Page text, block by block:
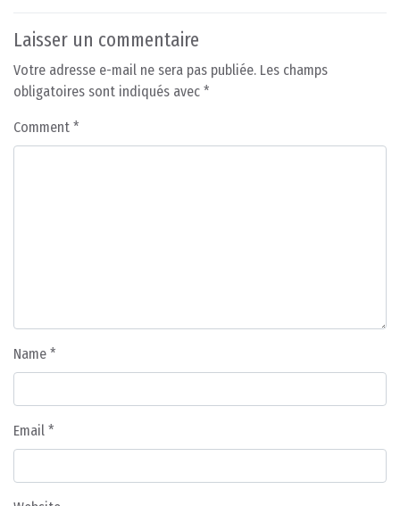
Laisser un commentaire
Votre adresse e-mail ne sera pas publiée. Les champs
obligatoires sont indiqués avec *
Comment *
Name *
Email *